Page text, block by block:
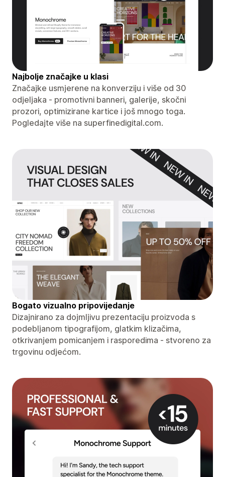
Najbolje značajke u klasi
Značajke usmjerene na konverziju i više od 30
odjeljaka - promotivni banneri, galerije, skočni
prozori, optimizirane kartice i još mnogo toga.
Pogledajte više na superfinedigital.com.
Bogato vizualno pripovijedanje
Dizajnirano za dojmljivu prezentaciju proizvoda s
podebljanom tipografijom, glatkim klizačima,
otkrivanjem pomicanjem i rasporedima - stvoreno za
trgovinu odjećom.